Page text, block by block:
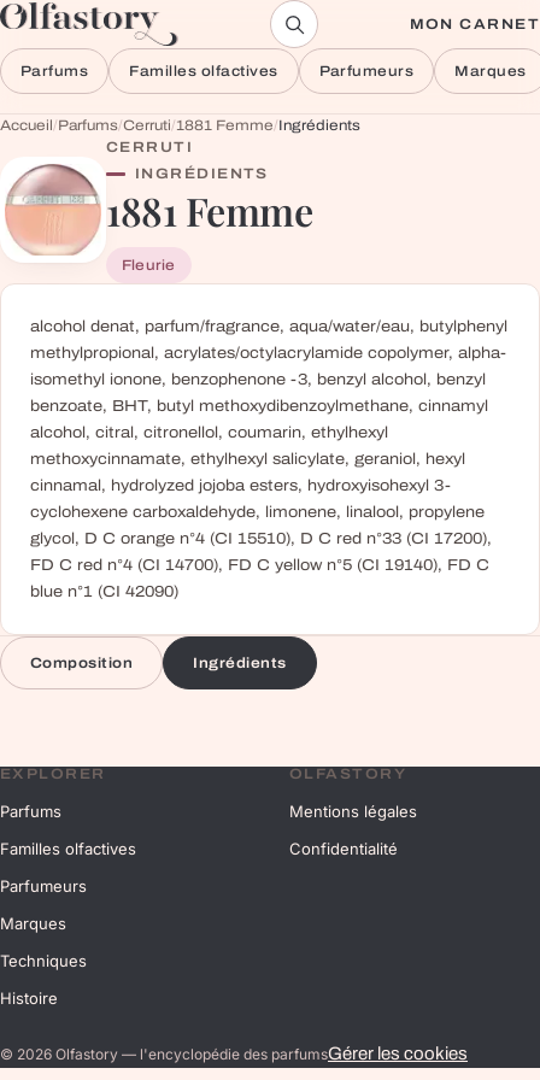
Aller au contenu MON CARNET
Parfums Familles olfactives Parfumeurs Marques
Accueil/Parfums/Cerruti/1881 Femme/Ingrédients
CERRUTI
INGRÉDIENTS
1881 Femme
Fleurie
alcohol denat, parfum/fragrance, aqua/water/eau, butylphenyl
methylpropional, acrylates/octylacrylamide copolymer, alpha-
isomethyl ionone, benzophenone -3, benzyl alcohol, benzyl
benzoate, BHT, butyl methoxydibenzoylmethane, cinnamyl
alcohol, citral, citronellol, coumarin, ethylhexyl
methoxycinnamate, ethylhexyl salicylate, geraniol, hexyl
cinnamal, hydrolyzed jojoba esters, hydroxyisohexyl 3-
cyclohexene carboxaldehyde, limonene, linalool, propylene
glycol, D C orange n°4 (CI 15510), D C red n°33 (CI 17200),
FD C red n°4 (CI 14700), FD C yellow n°5 (CI 19140), FD C
blue n°1 (CI 42090)
Composition Ingrédients
EXPLORER
Parfums
Familles olfactives
Parfumeurs
Marques
Techniques
Histoire
OLFASTORY
Mentions légales
Confidentialité
© 2026 Olfastory — l'encyclopédie des parfumsGérer les cookies